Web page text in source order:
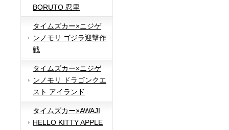
BORUTO 忍里
タイムズカー×ニジゲ
ンノモリ ゴジラ迎撃作
戦
タイムズカー×ニジゲ
ンノモリ ドラゴンクエ
スト アイランド
タイムズカー×AWAJI
HELLO KITTY APPLE